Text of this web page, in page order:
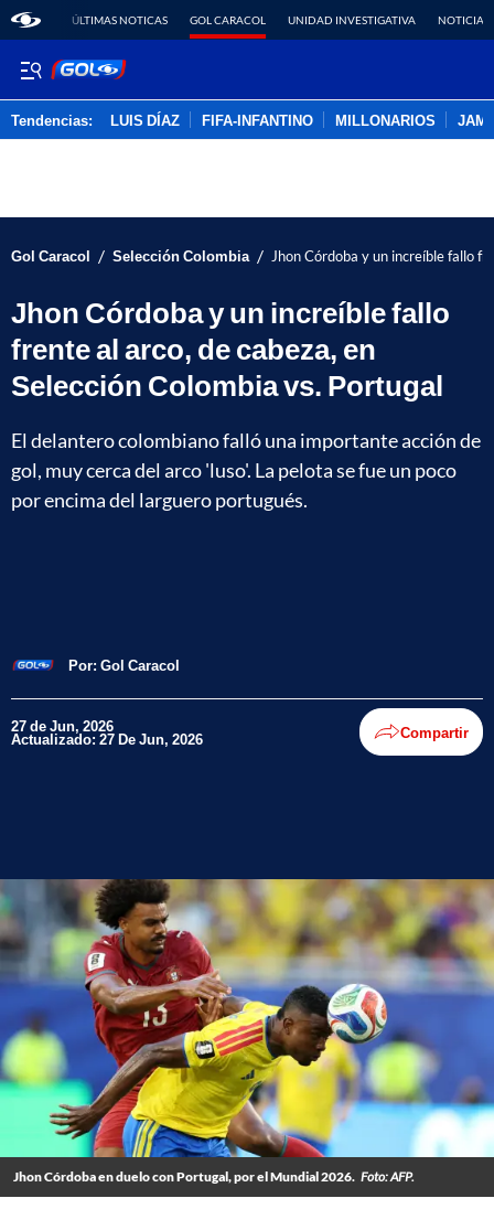
ÚLTIMAS NOTICAS GOL CARACOL UNIDAD INVESTIGATIVA NOTICIAS
Tendencias: LUIS DÍAZ FIFA-INFANTINO MILLONARIOS
Gol Caracol / Selección Colombia / Jhon Córdoba y un increíble fallo
Jhon Córdoba y un increíble fallo
frente al arco, de cabeza, en
Selección Colombia vs. Portugal
El delantero colombiano falló una importante acción de
gol, muy cerca del arco 'luso'. La pelota se fue un poco
por encima del larguero portugués.
Por: Gol Caracol
27 de Jun, 2026
Actualizado: 27 De Jun, 2026 Compartir
Jhon Córdoba en duelo con Portugal, por el Mundial 2026. Foto: AFP.